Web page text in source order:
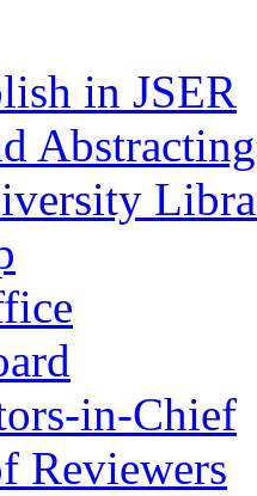
in JSER
Abstracting
in-Chief
Reviewers